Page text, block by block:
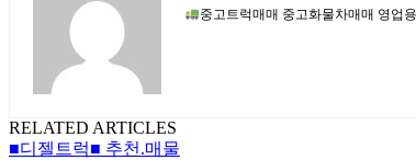
중고트럭매매 중고화물차매매 영업
RELATED ARTICLES
■디젤트럭■ 추천.매물